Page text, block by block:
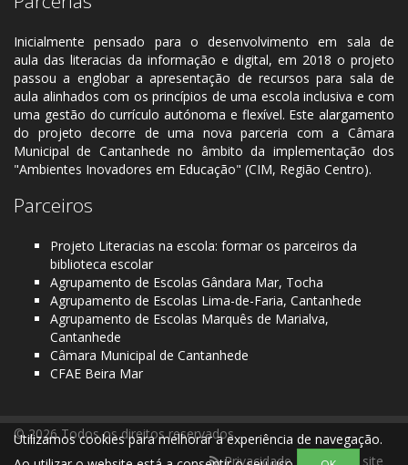
Utilizamos cookies para melhorar a experiência de navegação.
Inicialmente pensado para o desenvolvimento em sala de
aula das literacias da informação e digital, em 2018 o projeto
passou a englobar a apresentação de recursos para sala de
aula alinhados com os princípios de uma escola inclusiva e com
uma gestão do currículo autónoma e flexível. Este alargamento
do projeto decorre de uma nova parceria com a Câmara
Municipal de Cantanhede no âmbito da implementação dos
"Ambientes Inovadores em Educação" (CIM, Região Centro).
Parceiros
Projeto Literacias na escola: formar os parceiros da
biblioteca escolar
Agrupamento de Escolas Gândara Mar, Tocha
Agrupamento de Escolas Lima-de-Faria, Cantanhede
Agrupamento de Escolas Marquês de Marialva,
Cantanhede
Câmara Municipal de Cantanhede
CFAE Beira Mar
© 2026 Todos os direitos reservados
Privacidade
Mapa do site